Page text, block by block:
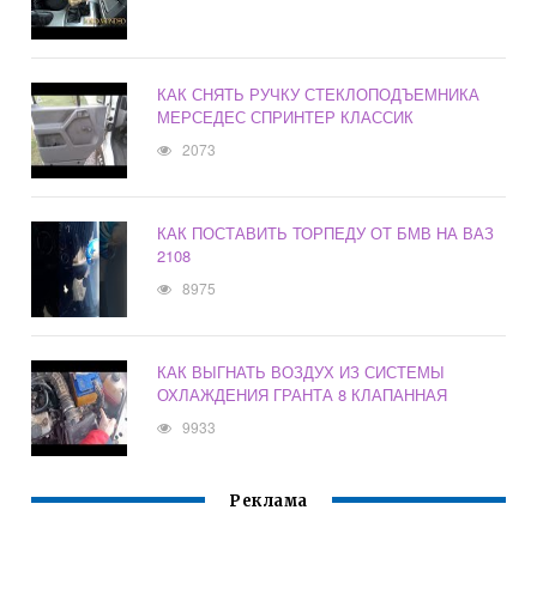
КАК СНЯТЬ РУЧКУ СТЕКЛОПОДЪЕМНИКА
МЕРСЕДЕС СПРИНТЕР КЛАССИК
2073
КАК ПОСТАВИТЬ ТОРПЕДУ ОТ БМВ НА ВАЗ
2108
8975
КАК ВЫГНАТЬ ВОЗДУХ ИЗ СИСТЕМЫ
ОХЛАЖДЕНИЯ ГРАНТА 8 КЛАПАННАЯ
9933
Реклама